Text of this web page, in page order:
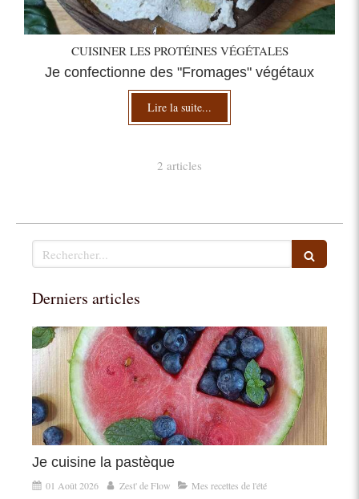
CUISINER LES PROTÉINES VÉGÉTALES
Je confectionne des "Fromages" végétaux
Lire la suite...
2 articles
Rechercher
Derniers articles
Je cuisine la pastèque
01 Août 2026 Zest' de Flow Mes recettes de l'été